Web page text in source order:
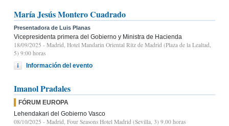
María Jesús Montero Cuadrado
Presentadora de Luis Planas
Vicepresidenta primera del Gobierno y Ministra de Hacienda
18/09/2025 - Madrid, Hotel Mandarin Oriental Ritz de Madrid (Plaza de la Lealtad,
5) 9:00 horas
Información del evento
Imanol Pradales
FÓRUM EUROPA
Lehendakari del Gobierno Vasco
08/10/2025 - Madrid, Four Seasons Hotel Madrid (Sevilla, 3) 9.00 horas